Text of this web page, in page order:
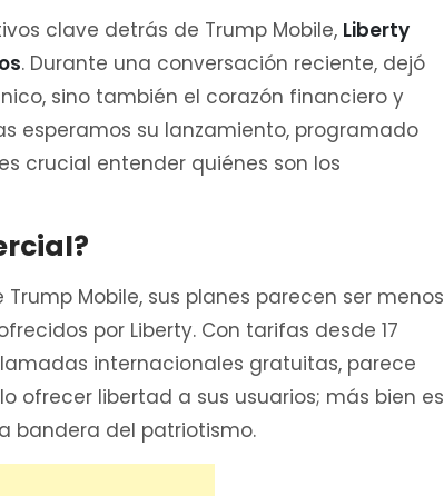
clave detrás de Trump Mobile, Liberty
. Durante una conversación reciente, dejó
sino también el corazón financiero y
esperamos su lanzamiento, programado
crucial entender quiénes son los
Mobile, sus planes parecen ser menos
por Liberty. Con tarifas desde 17
internacionales gratuitas, parece
ofrecer libertad a sus usuarios; más bien es
bandera del patriotismo.